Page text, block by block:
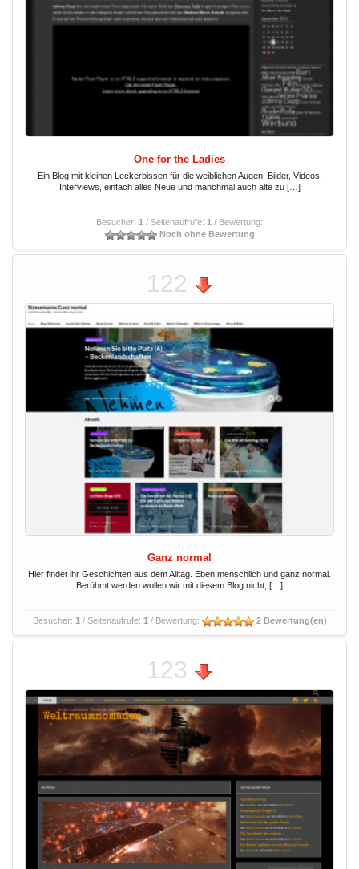
One for the Ladies
Ein Blog mit kleinen Leckerbissen für die weiblichen Augen. Bilder, Videos,
Interviews, einfach alles Neue und manchmal auch alte zu […]
Besucher: 1 / Seitenaufrufe: 1 / Bewertung:
Noch ohne Bewertung
122
Ganz normal
Hier findet ihr Geschichten aus dem Alltag. Eben menschlich und ganz normal.
Berühmt werden wollen wir mit diesem Blog nicht, […]
Besucher: 1 / Seitenaufrufe: 1 / Bewertung: 2 Bewertung(en)
123